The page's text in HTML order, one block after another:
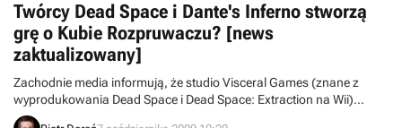
Twórcy Dead Space i Dante's Inferno stworzą
grę o Kubie Rozpruwaczu? [news
zaktualizowany]
Zachodnie media informują, że studio Visceral Games (znane z
wyprodukowania Dead Space i Dead Space: Extraction na Wii)
pracuje nad grą poświęconą postaci słynnego Kuby Rozpruwacza.